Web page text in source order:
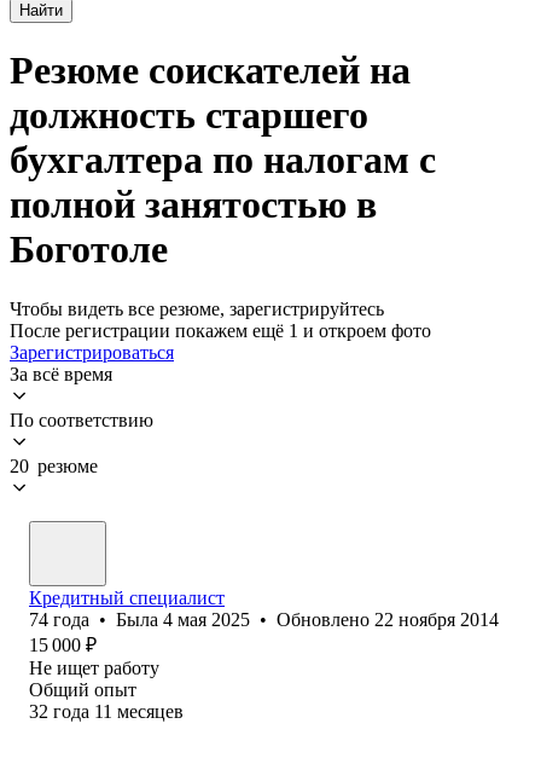
Найти
Резюме соискателей на
должность старшего
бухгалтера по налогам с
полной занятостью в
Боготоле
Чтобы видеть все резюме, зарегистрируйтесь
После регистрации покажем ещё 1 и откроем фото
Зарегистрироваться
За всё время
По соответствию
20 резюме
Кредитный специалист
74 года • Была 4 мая 2025 • Обновлено 22 ноября 2014
15 000 ₽
Не ищет работу
Общий опыт
32 года 11 месяцев